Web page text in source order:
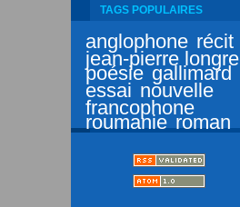
TAGS POPULAIRES
anglophone récit
jean-pierre longre
poésie gallimard
essai nouvelle
francophone
roumanie roman